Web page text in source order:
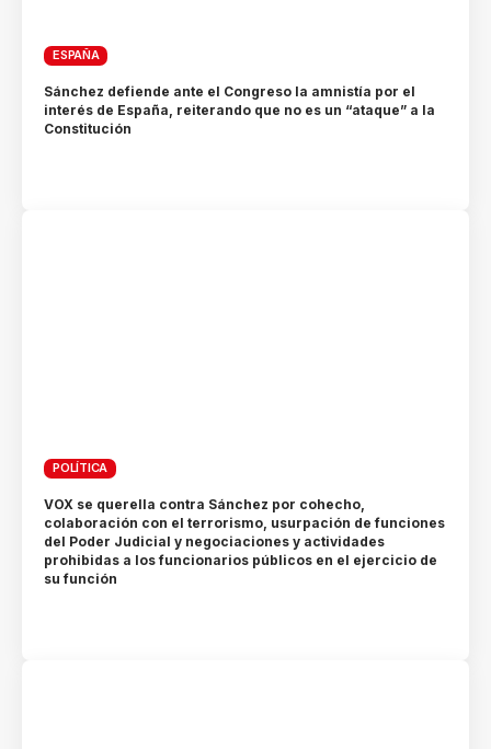
ESPAÑA
Sánchez defiende ante el Congreso la amnistía por el
interés de España, reiterando que no es un “ataque” a la
Constitución
POLÍTICA
VOX se querella contra Sánchez por cohecho,
colaboración con el terrorismo, usurpación de funciones
del Poder Judicial y negociaciones y actividades
prohibidas a los funcionarios públicos en el ejercicio de
su función